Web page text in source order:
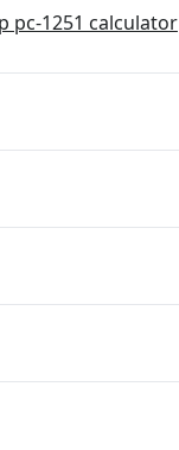
pc-1251 calculator